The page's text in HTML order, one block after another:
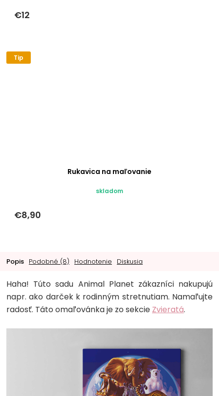
€12
Tip
Rukavica na maľovanie
skladom
€8,90
Popis Podobné (8) Hodnotenie Diskusia
Haha! Túto sadu Animal Planet zákazníci nakupujú
napr. ako darček k rodinným stretnutiam. Namaľujte
radosť. Táto omaľovánka je zo sekcie Zvieratá.